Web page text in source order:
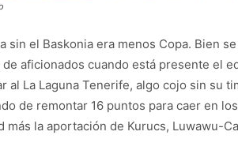
sin el Baskonia era menos Copa. Bien
de aficionados cuando está presente el
al La Laguna Tenerife, algo cojo sin su
de remontar 16 puntos para caer en
más la aportación de Kurucs, Luwawu-